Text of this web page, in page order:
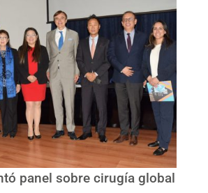
panel sobre cirugía global